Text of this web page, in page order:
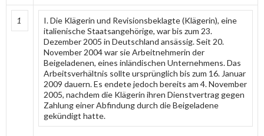
1
I. Die Klägerin und Revisionsbeklagte (Klägerin), eine
italienische Staatsangehörige, war bis zum 23.
Dezember 2005 in Deutschland ansässig. Seit 20.
November 2004 war sie Arbeitnehmerin der
Beigeladenen, eines inländischen Unternehmens. Das
Arbeitsverhältnis sollte ursprünglich bis zum 16. Januar
2009 dauern. Es endete jedoch bereits am 4. November
2005, nachdem die Klägerin ihren Dienstvertrag gegen
Zahlung einer Abfindung durch die Beigeladene
gekündigt hatte.